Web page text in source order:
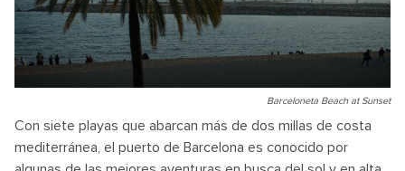
Barceloneta Beach at Sunset
Con siete playas que abarcan más de dos millas de costa
mediterránea, el puerto de Barcelona es conocido por